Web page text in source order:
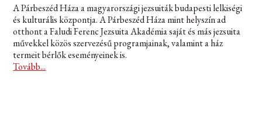
A Párbeszéd Háza a magyarországi jezsuiták budapesti lelkiségi
és kulturális központja. A Párbeszéd Háza mint helyszín ad
otthont a Faludi Ferenc Jezsuita Akadémia saját és más jezsuita
művekkel közös szervezésű programjainak, valamint a ház
termeit bérlők eseményeinek is.
Tovább...